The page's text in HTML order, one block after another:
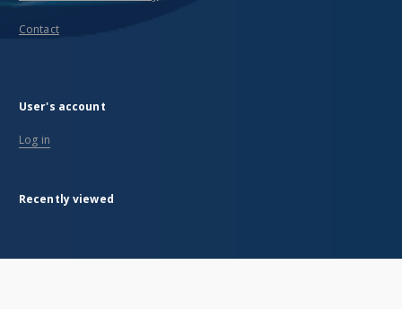
Contact
User's account
Log in
Recently viewed